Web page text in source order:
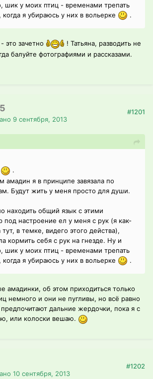
шик у моих птиц - временами трепать
я убираюсь у них в вольерке
.
это зачетно
! Татьяна, разводить не
балуйте фотографиями и рассказами.
9 сентября, 2013
#1201
.
амадин я в принципе завязала по
Будут жить у меня просто для души.
находить общий язык с этими
под настроение ел у меня с рук (я как-
в темке, видего этого действа),
кормить себя с рук на гнезде. Ну и
шик у моих птиц - временами трепать
я убираюсь у них в вольерке
.
амадинки, об этом приходиться только
немного и они не пугливы, но всё равно
дальние жердочки, пока я с
или колоски вешаю.
10 сентября, 2013
#1202